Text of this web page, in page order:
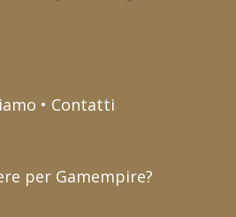
• Contatti
per Gamempire?